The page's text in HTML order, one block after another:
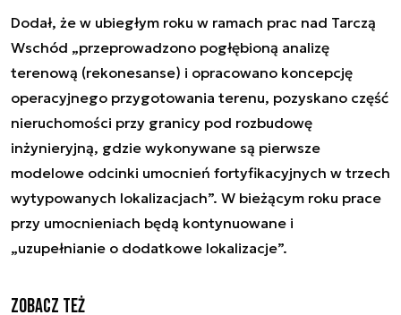
Dodał, że w ubiegłym roku w ramach prac nad Tarczą
Wschód „przeprowadzono pogłębioną analizę
terenową (rekonesanse) i opracowano koncepcję
operacyjnego przygotowania terenu, pozyskano część
nieruchomości przy granicy pod rozbudowę
inżynieryjną, gdzie wykonywane są pierwsze
modelowe odcinki umocnień fortyfikacyjnych w trzech
wytypowanych lokalizacjach”. W bieżącym roku prace
przy umocnieniach będą kontynuowane i
„uzupełnianie o dodatkowe lokalizacje”.
Zobacz też